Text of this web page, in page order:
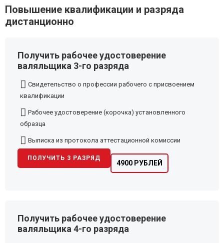
Повышение квалификации и разряда
дистанционно
Получить рабочее удостоверение
валяльщика 3-го разряда
Свидетельство о профессии рабочего с присвоением
квалификации
Рабочее удостоверение (корочка) установленного
образца
Выписка из протокола аттестационной комиссии
4900 РУБЛЕЙ
ПОЛУЧИТЬ 3 РАЗРЯД
Получить рабочее удостоверение
валяльщика 4-го разряда